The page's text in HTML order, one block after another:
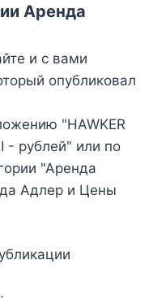
Аренда
и с вами
опубликовал
"HAWKER
I - рублей" или по
"Аренда
Адлер и Цены